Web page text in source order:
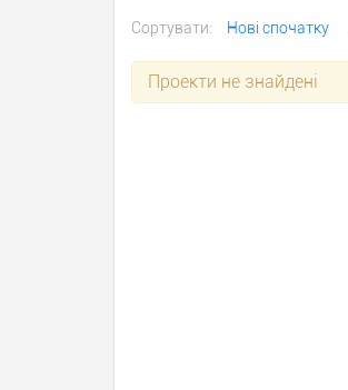
Сортувати: Нові спочатку
Проекти не знайдені